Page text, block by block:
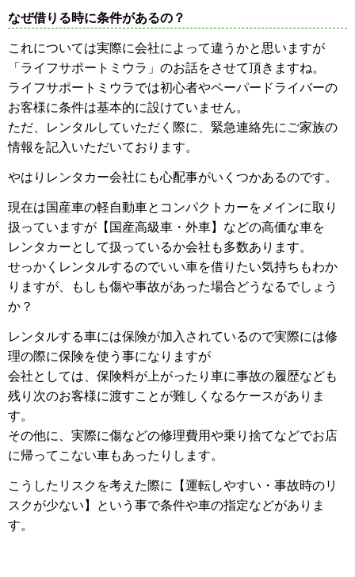
なぜ借りる時に条件があるの？
これについては実際に会社によって違うかと思いますが
「ライフサポートミウラ」のお話をさせて頂きますね。
ライフサポートミウラでは初心者やペーパードライバーの
お客様に条件は基本的に設けていません。
ただ、レンタルしていただく際に、緊急連絡先にご家族の
情報を記入いただいております。
やはりレンタカー会社にも心配事がいくつかあるのです。
現在は国産車の軽自動車とコンパクトカーをメインに取り
扱っていますが【国産高級車・外車】などの高価な車を
レンタカーとして扱っているか会社も多数あります。
せっかくレンタルするのでいい車を借りたい気持ちもわか
りますが、もしも傷や事故があった場合どうなるでしょう
か？
レンタルする車には保険が加入されているので実際には修
理の際に保険を使う事になりますが
会社としては、保険料が上がったり車に事故の履歴なども
残り次のお客様に渡すことが難しくなるケースがありま
す。
その他に、実際に傷などの修理費用や乗り捨てなどでお店
に帰ってこない車もあったりします。
こうしたリスクを考えた際に【運転しやすい・事故時のリ
スクが少ない】という事で条件や車の指定などがありま
す。